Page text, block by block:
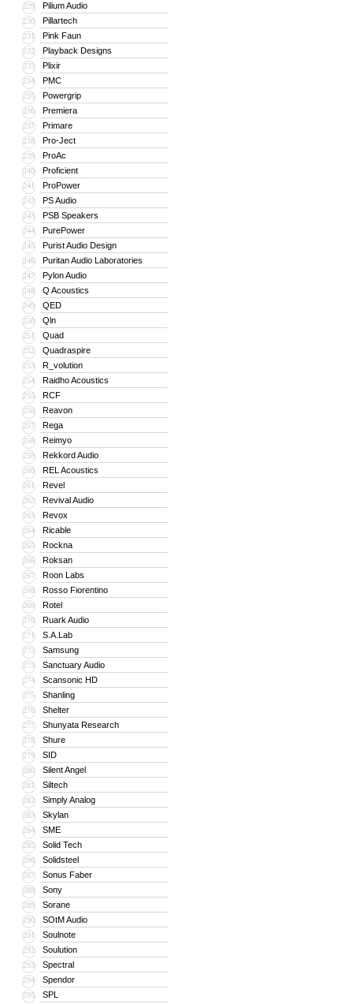
229 Pilium Audio
230 Pillartech
231 Pink Faun
232 Playback Designs
233 Plixir
234 PMC
235 Powergrip
236 Premiera
237 Primare
238 Pro-Ject
239 ProAc
240 Proficient
241 ProPower
242 PS Audio
243 PSB Speakers
244 PurePower
245 Purist Audio Design
246 Puritan Audio Laboratories
247 Pylon Audio
248 Q Acoustics
249 QED
250 Qln
251 Quad
252 Quadraspire
253 R_volution
254 Raidho Acoustics
255 RCF
256 Reavon
257 Rega
258 Reimyo
259 Rekkord Audio
260 REL Acoustics
261 Revel
262 Revival Audio
263 Revox
264 Ricable
265 Rockna
266 Roksan
267 Roon Labs
268 Rosso Fiorentino
269 Rotel
270 Ruark Audio
271 S.A.Lab
272 Samsung
273 Sanctuary Audio
274 Scansonic HD
275 Shanling
276 Shelter
277 Shunyata Research
278 Shure
279 SID
280 Silent Angel
281 Siltech
282 Simply Analog
283 Skylan
284 SME
285 Solid Tech
286 Solidsteel
287 Sonus Faber
288 Sony
289 Sorane
290 SOtM Audio
291 Soulnote
292 Soulution
293 Spectral
294 Spendor
295 SPL